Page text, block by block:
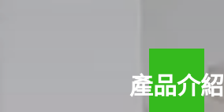
產品介紹